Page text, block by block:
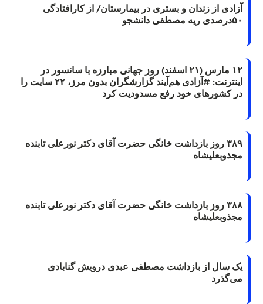
آزادی از زندان و بستری در بیمارستان/ از کارافتادگی
۵۰درصدی ریه مصطفی دانشجو
۱۲ مارس (۲۱ اسفند) روز جهانی مبارزه با سانسور در
اینترنت: #آزادی هم‌آیند گزارشگران‌ بدون مرز، ۲۲ سایت را
در کشورهای خود رفع مسدودیت کرد
۳۸۹ روز بازداشت خانگی حضرت آقای دکتر نورعلی تابنده
مجذوبعلیشاه
۳۸۸ روز بازداشت خانگی حضرت آقای دکتر نورعلی تابنده
مجذوبعلیشاه
یک سال از بازداشت مصطفی عبدی درویش گنابادی
می‌گذرد